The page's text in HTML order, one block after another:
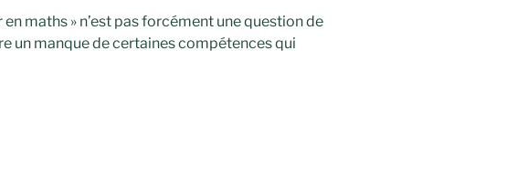
en maths » n’est pas forcément une question de
un manque de certaines compétences qui